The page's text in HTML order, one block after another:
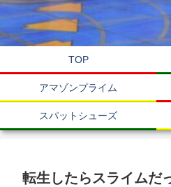
TOP
アマゾンプライム
スパットシューズ
転生したらスライムだ